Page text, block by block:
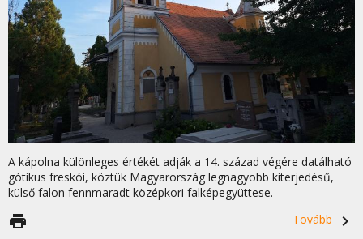
A kápolna különleges értékét adják a 14. század végére datálható
gótikus freskói, köztük Magyarország legnagyobb kiterjedésű,
külső falon fennmaradt középkori falképegyüttese.
Tovább
navigate_next
print